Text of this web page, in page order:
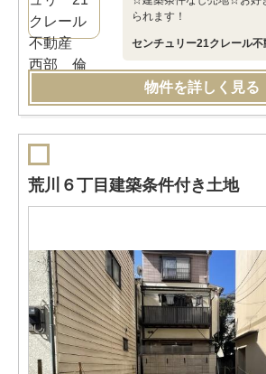
られます！
センチュリー21クレール
物件を詳しく見る
荒川６丁目建築条件付き土地